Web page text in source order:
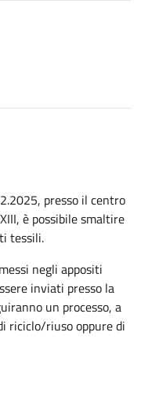
presso il centro
è possibile smaltire
tessili.
negli appositi
inviati presso la
un processo, a
riciclo/riuso oppure di